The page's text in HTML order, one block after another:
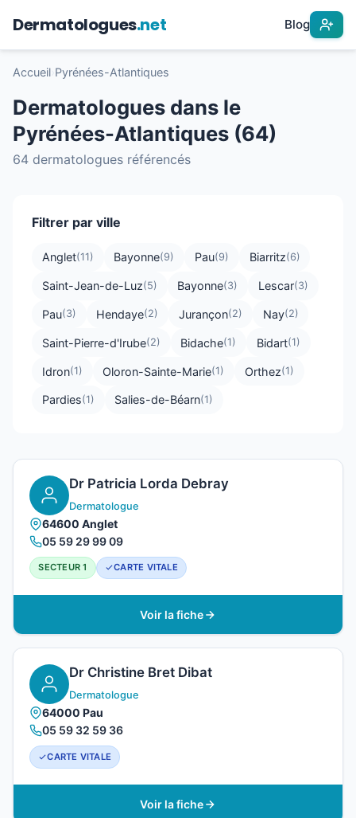
Dermatologues.net Blog
Accueil Pyrénées-Atlantiques
Dermatologues dans le
Pyrénées-Atlantiques (64)
64 dermatologues référencés
Filtrer par ville
Anglet(11) Bayonne(9) Pau(9) Biarritz(6)
Saint-Jean-de-Luz(5) Bayonne(3) Lescar(3)
Pau(3) Hendaye(2) Jurançon(2) Nay(2)
Saint-Pierre-d'Irube(2) Bidache(1) Bidart(1)
Idron(1) Oloron-Sainte-Marie(1) Orthez(1)
Pardies(1) Salies-de-Béarn(1)
Dr Patricia Lorda Debray
Dermatologue
64600 Anglet
05 59 29 99 09
SECTEUR 1 CARTE VITALE
Voir la fiche
Dr Christine Bret Dibat
Dermatologue
64000 Pau
05 59 32 59 36
CARTE VITALE
Voir la fiche